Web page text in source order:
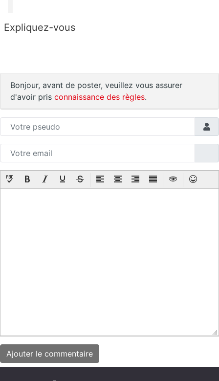
Expliquez-vous
Bonjour, avant de poster, veuillez vous assurer
d'avoir pris connaissance des règles.